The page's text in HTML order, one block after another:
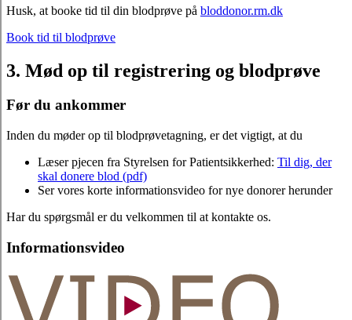
Husk, at booke tid til din blodprøve på bloddonor.rm.dk
Book tid til blodprøve
3. Mød op til registrering og blodprøve
Før du ankommer
Inden du møder op til blodprøvetagning, er det vigtigt, at du
Læser pjecen fra Styrelsen for Patientsikkerhed: Til dig, der
skal donere blod (pdf)
Ser vores korte informationsvideo for nye donorer herunder
Har du spørgsmål er du velkommen til at kontakte os.
Informationsvideo